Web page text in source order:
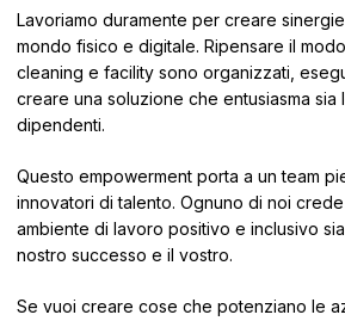
Lavoriamo duramente per creare
mondo fisico e digitale. Ripensare il
cleaning e facility sono organizzati,
creare una soluzione che entusiasma sia
dipendenti.
Questo empowerment porta a un team
innovatori di talento. Ognuno di noi
ambiente di lavoro positivo e inclusivo
nostro successo e il vostro.
Se vuoi creare cose che potenziano le